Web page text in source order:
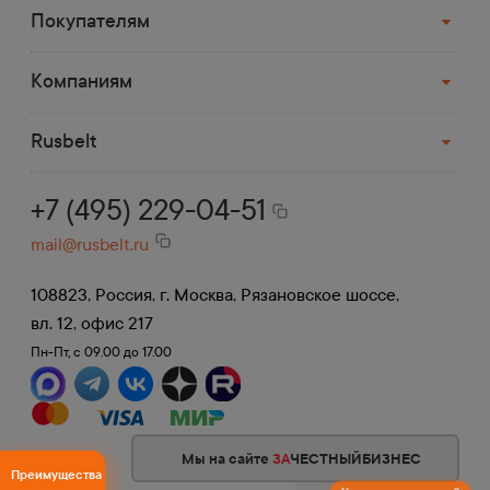
компанией
Покупателям
Компаниям
Rusbelt
+7 (495) 229-04-51
mail@rusbelt.ru
108823, Россия, г. Москва, Рязановское шоссе,
вл. 12, офис 217
Пн-Пт, с 09.00 до 17.00
Мы на сайте ЗАЧЕСТНЫЙБИЗНЕС
Преимущества